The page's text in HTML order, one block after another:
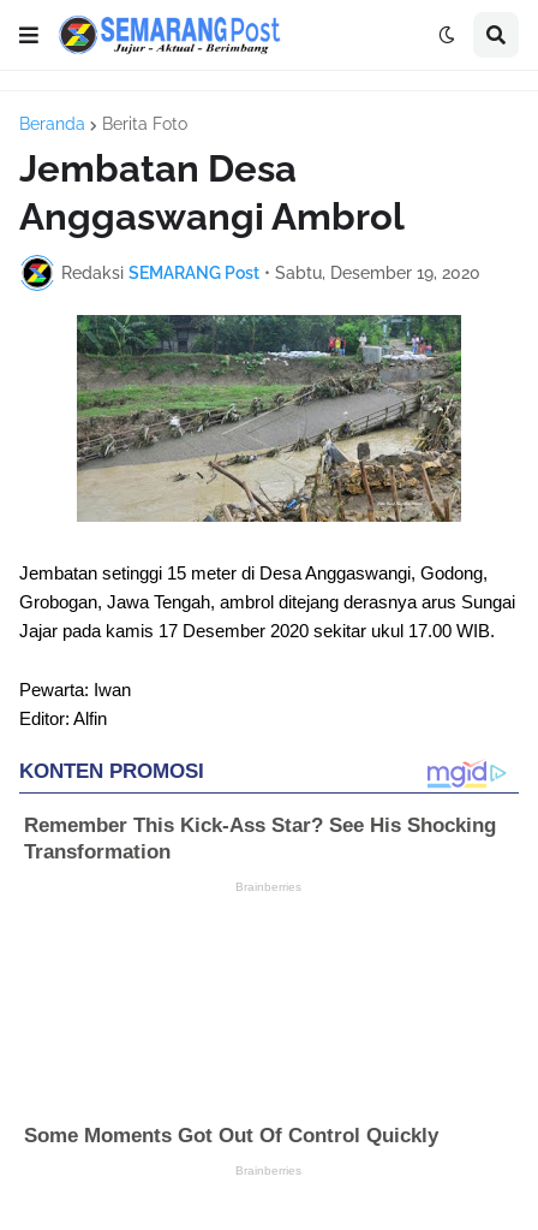
Beranda Berita Foto
Jembatan Desa
Anggaswangi Ambrol
Redaksi SEMARANG Post • Sabtu, Desember 19, 2020
Jembatan setinggi 15 meter di Desa Anggaswangi, Godong,
Grobogan, Jawa Tengah, ambrol ditejang derasnya arus Sungai
Jajar pada kamis 17 Desember 2020 sekitar ukul 17.00 WIB.
Pewarta: Iwan
Editor: Alfin